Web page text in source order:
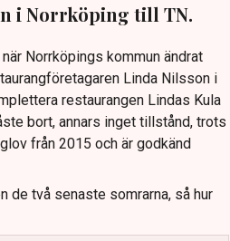
i Norrköping till TN.
Norrköpings kommun ändrat
Linda Nilsson i
restaurangen Lindas Kula
bort, annars inget tillstånd, trots
från 2015 och är godkänd
de två senaste somrarna, så hur